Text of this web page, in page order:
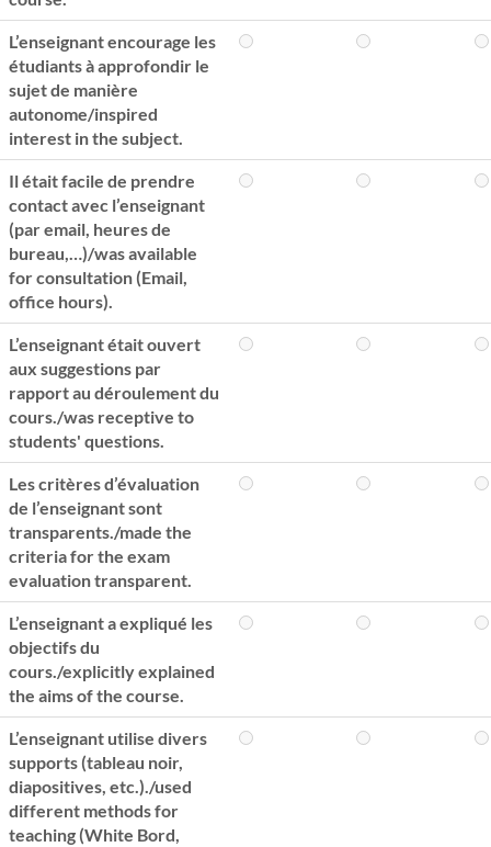
L’enseignant encourage les
étudiants à approfondir le
sujet de manière
autonome/inspired
interest in the subject.
Il était facile de prendre
contact avec l’enseignant
(par email, heures de
bureau,…)/was available
for consultation (Email,
office hours).
L’enseignant était ouvert
aux suggestions par
rapport au déroulement du
cours./was receptive to
students' questions.
Les critères d’évaluation
de l’enseignant sont
transparents./made the
criteria for the exam
evaluation transparent.
L’enseignant a expliqué les
objectifs du
cours./explicitly explained
the aims of the course.
L’enseignant utilise divers
supports (tableau noir,
diapositives, etc.)./used
different methods for
teaching (White Bord,